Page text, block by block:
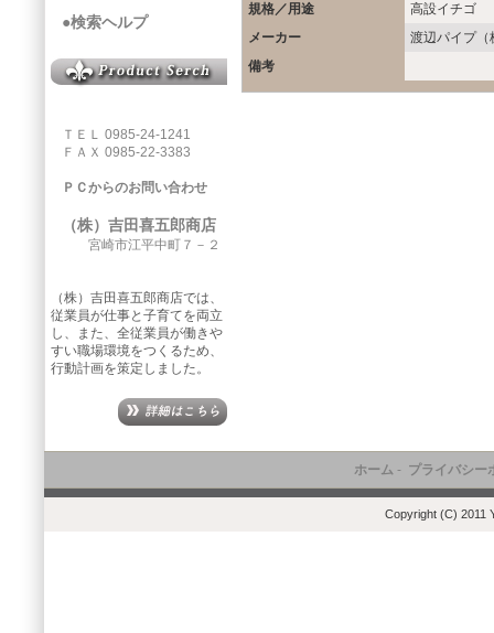
●検索ヘルプ
ＴＥＬ 0985-24-1241
ＦＡＸ 0985-22-3383
ＰＣからのお問い合わせ
（株）吉田喜五郎商店
宮崎市江平中町７－２
（株）吉田喜五郎商店では、
従業員が仕事と子育てを両立
し、また、全従業員が働きや
すい職場環境をつくるため、
行動計画を策定しました。
規格／用途
高設イチゴ
メーカー
渡辺パイプ（
備考
ホーム- プライバシー
Copyright (C) 2011